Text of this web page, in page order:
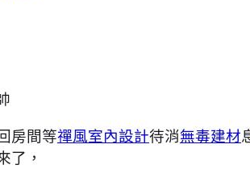
房間等禪風室內設計待消無毒建材
了，